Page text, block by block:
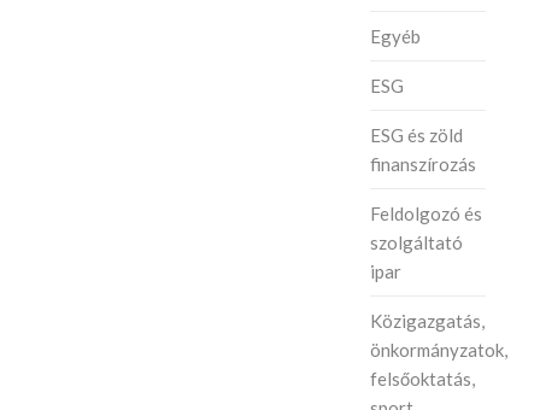
Egyéb
ESG
ESG és zöld
finanszírozás
Feldolgozó és
szolgáltató
ipar
Közigazgatás,
önkormányzatok,
felsőoktatás,